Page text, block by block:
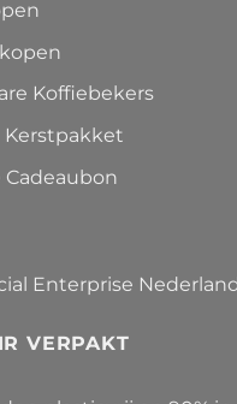
Koffiebekers
Kerstpakket
Cadeaubon
Enterprise
VERPAKT